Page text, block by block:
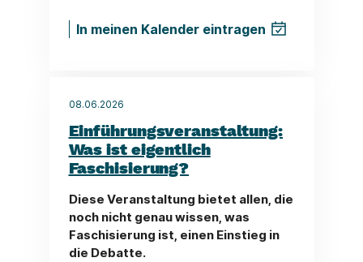
In meinen Kalender eintragen
08.06.2026
Einführungsveranstaltung:
Was ist eigentlich
Faschisierung?
Diese Veranstaltung bietet allen, die
noch nicht genau wissen, was
Faschisierung ist, einen Einstieg in
die Debatte.